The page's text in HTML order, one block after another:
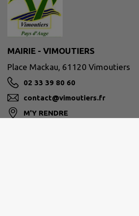
MAIRIE - VIMOUTIERS
Place Mackau, 61120 Vimoutiers
02 33 39 80 60
contact@vimoutiers.fr
M'Y RENDRE